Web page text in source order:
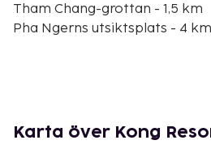
Tham Chang-grottan - 1,5 km
Pha Ngerns utsiktsplats - 4 km
Elefantgrottan - 17,2 km
Nam Ngum reservoar - 26,3 km
Karta över Kong